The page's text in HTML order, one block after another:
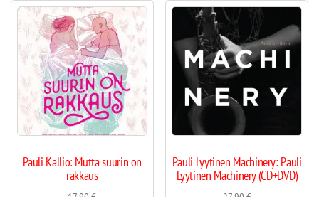
Pauli Kallio: Mutta suurin on
rakkaus
Pauli Lyytinen Machinery: Pauli
Lyytinen Machinery (CD+DVD)